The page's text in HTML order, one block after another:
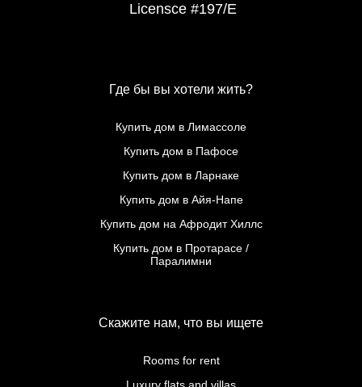
Licensce #197/E
Где бы вы хотели жить?
Скажите нам, что вы ищете
Купить дом в Лимассоле
Купить дом в Пафосе
Купить дом в Ларнаке
Купить дом в Айя-Напе
Купить дом на Афродит Хиллс
Купить дом в Протарасе /
Паралимни
Rooms for rent